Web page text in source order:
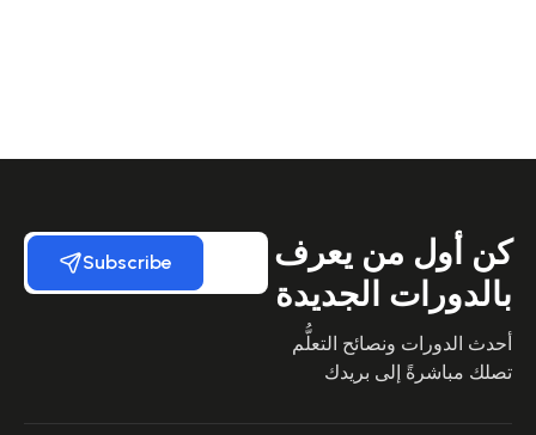
كن أول من يعرف
بالدورات الجديدة
أحدث الدورات ونصائح التعلُّم
تصلك مباشرةً إلى بريدك
Subscribe